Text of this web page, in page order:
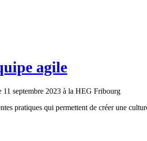
agile
septembre 2023 à la HEG Fribourg
pratiques qui permettent de créer une